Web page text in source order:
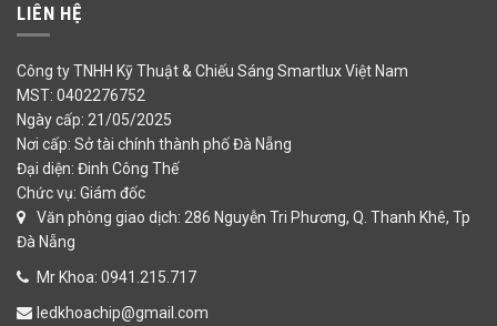
LIÊN HỆ
Công ty TNHH Kỹ Thuật & Chiếu Sáng Smartlux Việt Nam
MST: 0402276752
Ngày cấp: 21/05/2025
Nơi cấp: Sở tài chính thành phố Đà Nẵng
Đại diện: Đinh Công Thế
Chức vụ: Giám đốc
Văn phòng giao dịch: 286 Nguyễn Tri Phương, Q. Thanh Khê, Tp
Đà Nẵng
Mr Khoa: 0941.215.717
ledkhoachip@gmail.com